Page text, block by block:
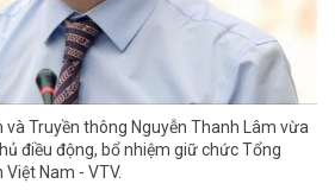
Truyền thông Nguyễn Thanh Lâm vừa
điều động, bổ nhiệm giữ chức Tổng
Nam - VTV.